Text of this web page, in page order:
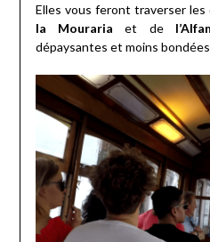
Elles vous feront traverser les
la Mouraria et de
dépaysantes et moins